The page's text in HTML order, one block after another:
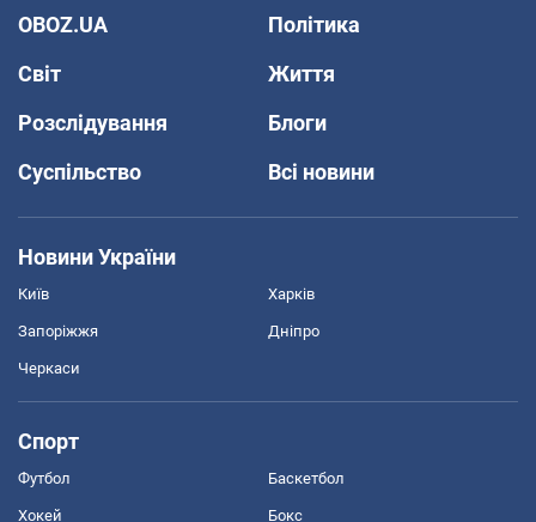
OBOZ.UA
Політика
Світ
Життя
Розслідування
Блоги
Суспільство
Всі новини
Новини України
Київ Харків
Запоріжжя Дніпро
Черкаси
Спорт
Футбол Баскетбол
Хокей Бокс